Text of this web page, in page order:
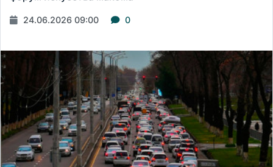
24.06.2026 09:00 0